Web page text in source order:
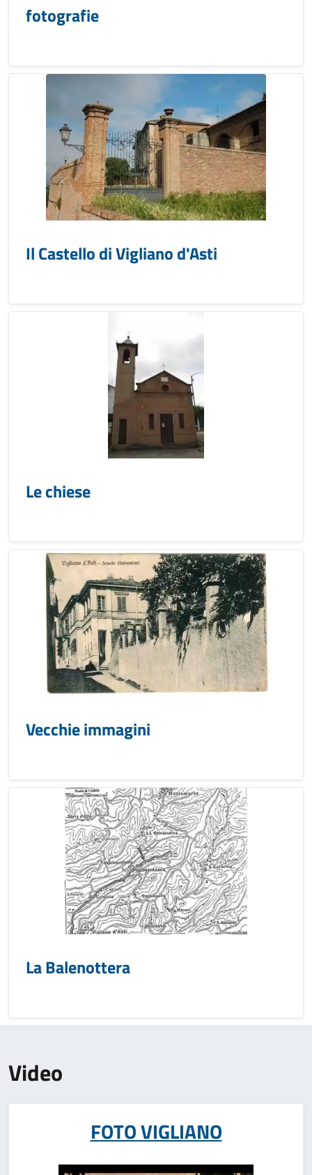
fotografie
Il Castello di Vigliano d'Asti
Le chiese
Vecchie immagini
La Balenottera
Video
FOTO VIGLIANO